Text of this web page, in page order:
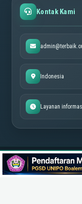
Kontak Kami
Indonesia
Layanan
2026